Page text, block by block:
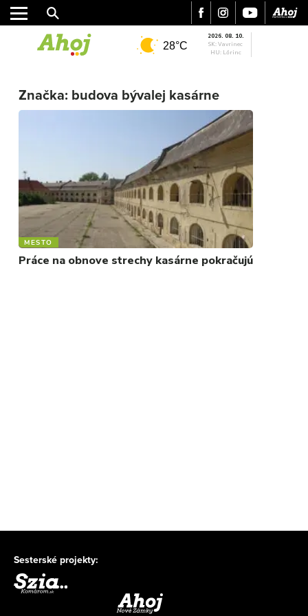
REGIÓN
FOTKY
VIDEO
MIX
28°C
2026. 08. 10.
SK: Vavrinec
HU: Lőrinc
Značka: budova bývalej kasárne
MESTO
Práce na obnove strechy kasárne pokračujú
Sesterské projekty: